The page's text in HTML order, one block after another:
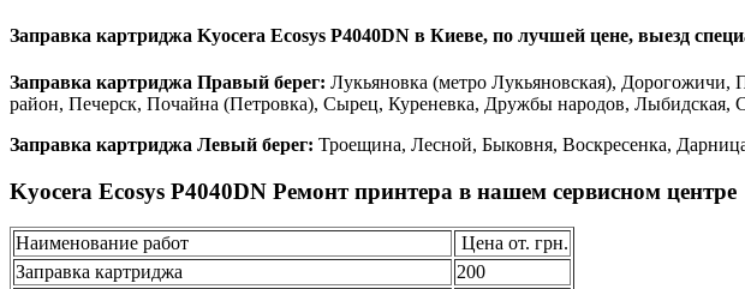
Заправка картриджа Kyocera Ecosys P4040DN в Киеве, по лучшей цене, выезд
Заправка картриджа Правый берег: Лукьяновка (метро Лукьяновская),
район, Печерск, Почайна (Петровка), Сырец, Куреневка, Дружбы народов, Лыбидская,
Заправка картриджа Левый берег: Троещина, Лесной, Быковня, Воскресенка,
Kyocera Ecosys P4040DN Ремонт принтера в нашем сервисном центре
Наименование работ
Цена от. грн.
Заправка картриджа
200